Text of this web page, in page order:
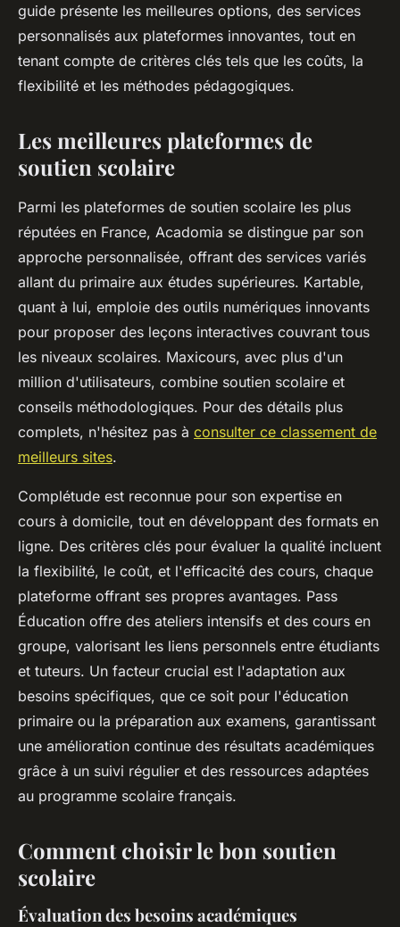
guide présente les meilleures options, des services
personnalisés aux plateformes innovantes, tout en
tenant compte de critères clés tels que les coûts, la
flexibilité et les méthodes pédagogiques.
Les meilleures plateformes de
soutien scolaire
Parmi les plateformes de soutien scolaire les plus
réputées en France, Acadomia se distingue par son
approche personnalisée, offrant des services variés
allant du primaire aux études supérieures. Kartable,
quant à lui, emploie des outils numériques innovants
pour proposer des leçons interactives couvrant tous
les niveaux scolaires. Maxicours, avec plus d'un
million d'utilisateurs, combine soutien scolaire et
conseils méthodologiques. Pour des détails plus
complets, n'hésitez pas à consulter ce classement de
meilleurs sites.
Complétude est reconnue pour son expertise en
cours à domicile, tout en développant des formats en
ligne. Des critères clés pour évaluer la qualité incluent
la flexibilité, le coût, et l'efficacité des cours, chaque
plateforme offrant ses propres avantages. Pass
Éducation offre des ateliers intensifs et des cours en
groupe, valorisant les liens personnels entre étudiants
et tuteurs. Un facteur crucial est l'adaptation aux
besoins spécifiques, que ce soit pour l'éducation
primaire ou la préparation aux examens, garantissant
une amélioration continue des résultats académiques
grâce à un suivi régulier et des ressources adaptées
au programme scolaire français.
Comment choisir le bon soutien
scolaire
Évaluation des besoins académiques